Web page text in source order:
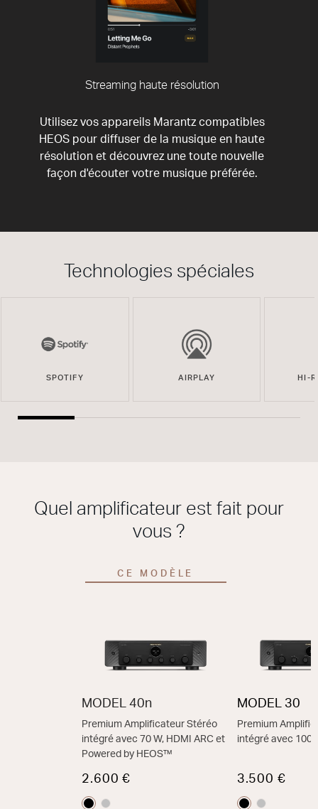
Streaming haute résolution
Utilisez vos appareils Marantz compatibles
HEOS pour diffuser de la musique en haute
résolution et découvrez une toute nouvelle
façon d'écouter votre musique préférée.
Technologies spéciales
SPOTIFY AIRPLAY HI-
Quel amplificateur est fait pour
vous ?
CE MODÈLE
MODEL 40n
Premium Amplificateur Stéréo
intégré avec 70 W, HDMI ARC et
Powered by HEOS™
2.600 €
MODEL 30
Premium
intégré avec 100
3.500 €